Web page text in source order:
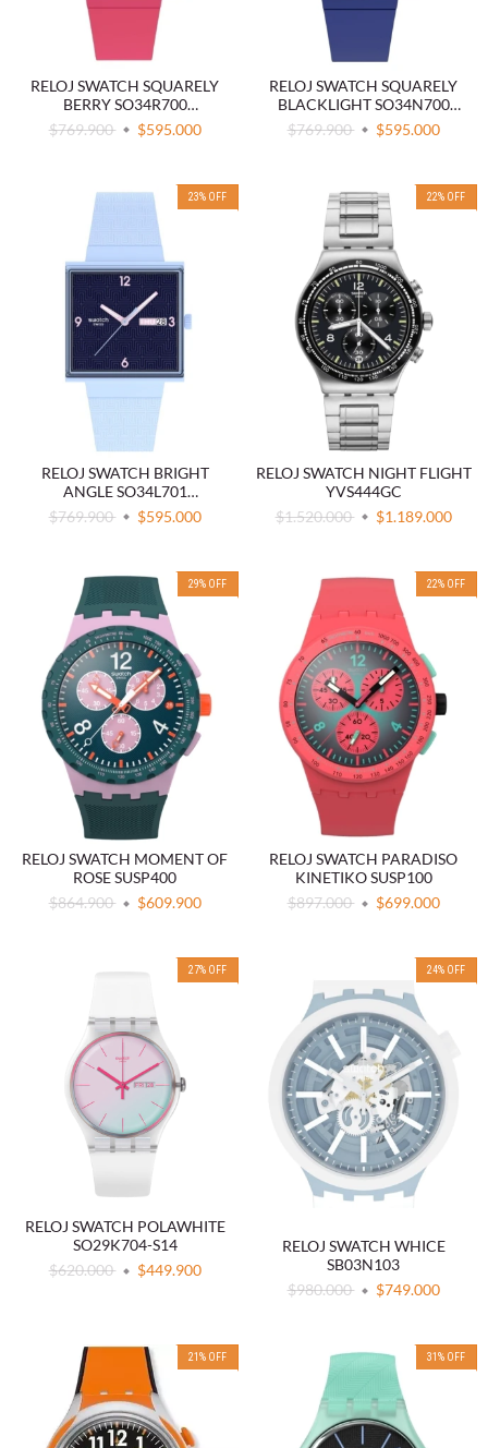
RELOJ SWATCH SQUARELY
BERRY SO34R700
BIOCERAMIC ROSA
$769.900 $595.000
RELOJ SWATCH SQUARELY
BLACKLIGHT SO34N700
BIOCERAMIC AZUL OSCURO
$769.900 $595.000
23% OFF
RELOJ SWATCH BRIGHT
ANGLE SO34L701
BIOCERAMIC AZUL
$769.900 $595.000
22% OFF
RELOJ SWATCH NIGHT FLIGHT
YVS444GC
$1.520.000
$1.189.000
29% OFF
RELOJ SWATCH MOMENT OF
ROSE SUSP400
$864.900
$609.900
22% OFF
RELOJ SWATCH PARADISO
KINETIKO SUSP100
$897.000
$699.000
27% OFF
RELOJ SWATCH POLAWHITE
SO29K704-S14
$620.000
$449.900
24% OFF
RELOJ SWATCH WHICE
SB03N103
$980.000
$749.000
21 % OFF 31 % OFF